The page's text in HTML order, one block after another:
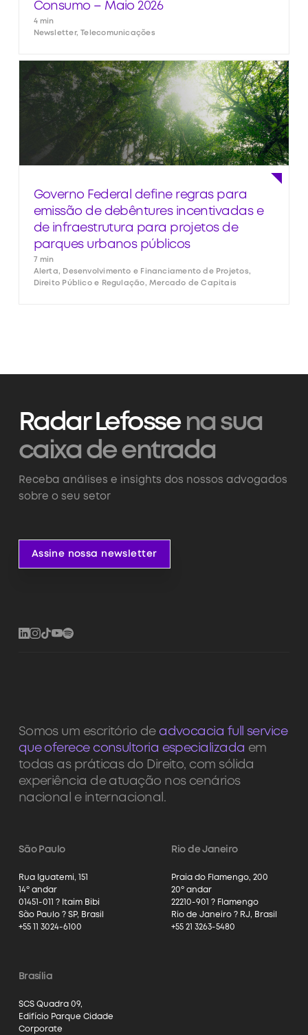
Consumo – Maio 2026
4 min
Newsletter, Telecomunicações
Governo Federal define regras para
emissão de debêntures incentivadas e
de infraestrutura para projetos de
parques urbanos públicos
7 min
Alerta, Desenvolvimento e Financiamento de Projetos,
Direito Público e Regulação, Mercado de Capitais
Radar Lefossena sua
caixa de entrada
Receba análises e insights dos nossos advogados
sobre o seu setor
Assine nossa newsletter
Somos um escritório de advocacia full service
que oferece consultoria especializada em
todas as práticas do Direito, com sólida
experiência de atuação nos cenários
nacional e internacional.
São Paulo
Rua Iguatemi, 151
14º andar
01451-011 ? Itaim Bibi
São Paulo ? SP, Brasil
+55 11 3024-6100
Rio de Janeiro
Praia do Flamengo, 200
20º andar
22210-901 ? Flamengo
Rio de Janeiro ? RJ, Brasil
+55 21 3263-5480
Brasília
SCS Quadra 09,
Edifício Parque Cidade
Corporate